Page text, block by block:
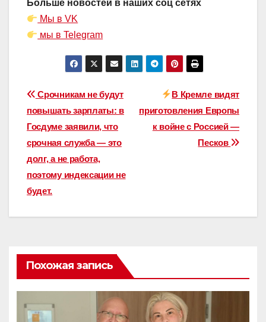
Больше новостей в наших соц сетях
Мы в VK
мы в Telegram
Навигация
по
записям
В Кремле видят
приготовления Европы
к войне с Россией —
Песков
Срочникам не будут
повышать зарплаты: в
Госдуме заявили, что
срочная служба — это
долг, а не работа,
поэтому индексации не
будет.
Похожая запись